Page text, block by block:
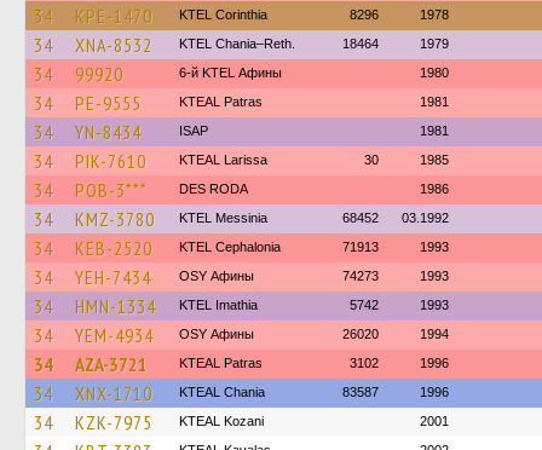
34 KPE-1470 KTEL Corinthia 8296 1978
34 XNA-8532 KTEL Chania–Reth. 18464 1979
34 99920 6-й KTEL Афины 1980
34 PE-9555 KTEAL Patras 1981
34 YN-8434 ISAP 1981
34 PIK-7610 KTEAL Larissa 30 1985
34 POB-3*** DES RODA 1986
34 KMZ-3780 KTEL Messinia 68452 03.1992
34 KEB-2520 KTEL Cephalonia 71913 1993
34 YEH-7434 OSY Афины 74273 1993
34 HMN-1334 KTEL Imathia 5742 1993
34 YEM-4934 OSY Афины 26020 1994
34 AZA-3721 KTEAL Patras 3102 1996
34 XNX-1710 KTEAL Chania 83587 1996
34 KZK-7975 KTEAL Kozani 2001